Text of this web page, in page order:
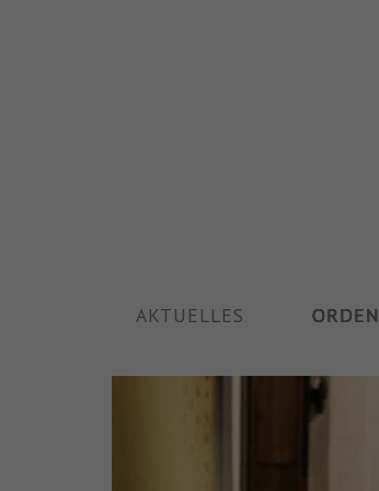
AKTUELLES ORDEN